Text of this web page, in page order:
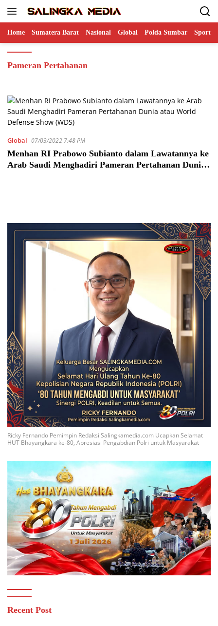
Home Sumatera Barat Nasional Global Polda Sumbar Sports
Pameran Pertahanan
Global 07/03/2022 7:48 PM
Menhan RI Prabowo Subianto dalam Lawatannya ke
Arab Saudi Menghadiri Pameran Pertahanan Dunia
Ricky Fernando Pemimpin Redaksi Salingkamedia.com Ucapkan Selamat
HUT Bhayangkara ke-80, Apresiasi Pengabdian Polri untuk Masyarakat
Recent Post